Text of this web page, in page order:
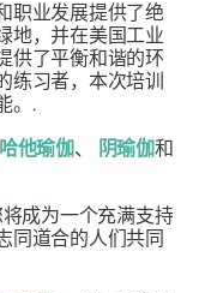
职业发展提供了绝
地，并在美国工业
供了平衡和谐的环
练习者，本次培训
。.
哈他瑜伽、 阴瑜伽和
成为一个充满支持
同道合的人们共同